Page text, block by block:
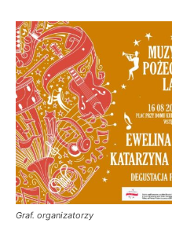
Graf. organizatorzy